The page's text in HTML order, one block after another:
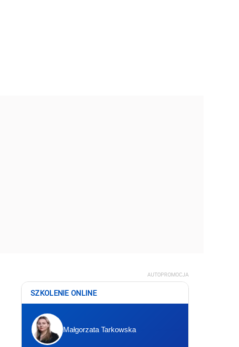
AUTOPROMOCJA
SZKOLENIE ONLINE
Małgorzata Tarkowska